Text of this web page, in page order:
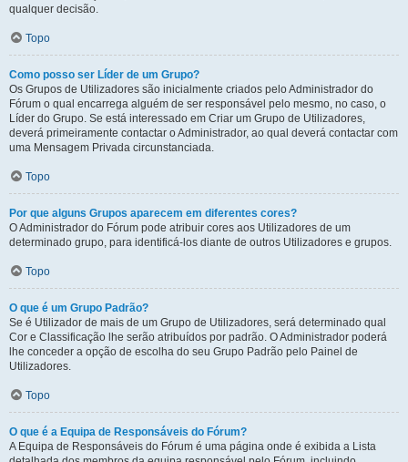
qualquer decisão.
Topo
Como posso ser Líder de um Grupo?
Os Grupos de Utilizadores são inicialmente criados pelo Administrador do
Fórum o qual encarrega alguém de ser responsável pelo mesmo, no caso, o
Líder do Grupo. Se está interessado em Criar um Grupo de Utilizadores,
deverá primeiramente contactar o Administrador, ao qual deverá contactar com
uma Mensagem Privada circunstanciada.
Topo
Por que alguns Grupos aparecem em diferentes cores?
O Administrador do Fórum pode atribuir cores aos Utilizadores de um
determinado grupo, para identificá-los diante de outros Utilizadores e grupos.
Topo
O que é um Grupo Padrão?
Se é Utilizador de mais de um Grupo de Utilizadores, será determinado qual
Cor e Classificação lhe serão atribuídos por padrão. O Administrador poderá
lhe conceder a opção de escolha do seu Grupo Padrão pelo Painel de
Utilizadores.
Topo
O que é a Equipa de Responsáveis do Fórum?
A Equipa de Responsáveis do Fórum é uma página onde é exibida a Lista